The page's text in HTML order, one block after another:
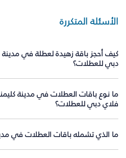
الأسئلة المتكررة
كيف أحجز باقة زهيدة لعطلة في مدينة
دبي للعطلات؟
ما نوع باقات العطلات في مدينة
فلاي دبي للعطلات؟
ما الذي تشمله باقات العطلات في